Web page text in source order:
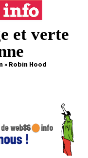
et verte
Robin Hood